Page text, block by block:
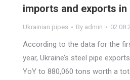
imports and exports in
Ukrainian pipes By admin
According to the data for the
year, Ukraine’s steel pipe
YoY to 880,060 tons worth a